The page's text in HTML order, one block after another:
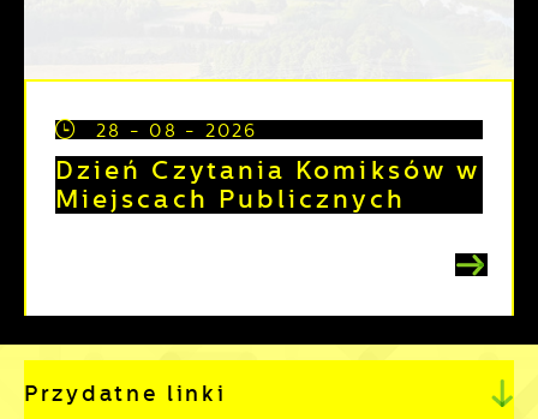
28 - 08 - 2026
Dzień Czytania Komiksów w
Miejscach Publicznych
Przydatne linki